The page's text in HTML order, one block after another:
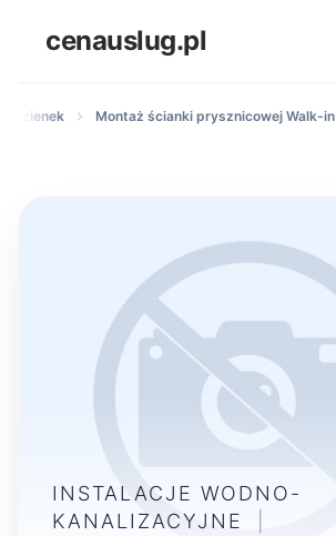
cenauslug.pl
łazienek Montaż ścianki prysznicowej Walk-in
INSTALACJE WODNO-
KANALIZACYJNE